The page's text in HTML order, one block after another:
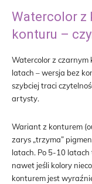
Watercolor z
konturu –
Watercolor z
latach – wersja bez
szybciej traci
artysty.
Wariant z konturem
zarys „trzyma”
latach. Po 5-10
nawet jeśli kolory
konturem jest